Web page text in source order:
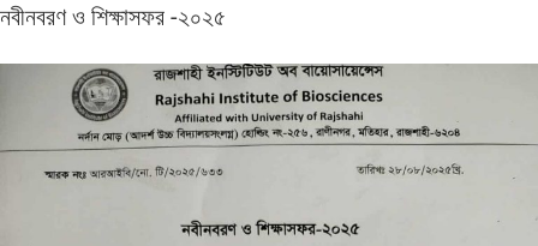
নবীনবরণ ও শিক্ষাসফর -২০২৫